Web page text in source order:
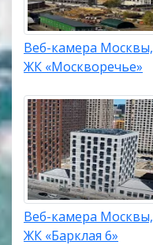
Веб-камера Москвы,
ЖК «Москворечье»
Веб-камера Москвы,
ЖК «Барклая 6»